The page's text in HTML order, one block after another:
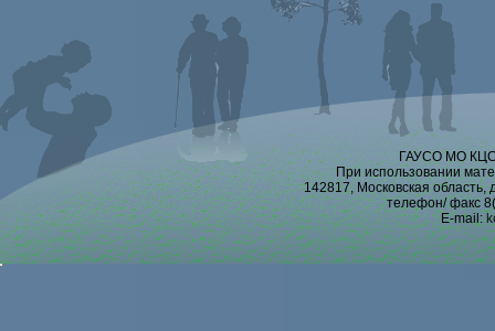
ГАУСО МО
При использовании
142817, Московская
телефон/ факс
E-mail: